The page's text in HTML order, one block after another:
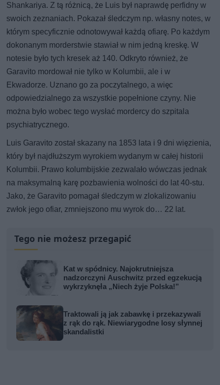
Shankariya. Z tą różnicą, że Luis był naprawdę perfidny w
swoich zeznaniach. Pokazał śledczym np. własny notes, w
którym specyficznie odnotowywał każdą ofiarę. Po każdym
dokonanym morderstwie stawiał w nim jedną kreskę. W
notesie było tych kresek aż 140. Odkryto również, że
Garavito mordował nie tylko w Kolumbii, ale i w
Ekwadorze. Uznano go za poczytalnego, a więc
odpowiedzialnego za wszystkie popełnione czyny. Nie
można było wobec tego wysłać mordercy do szpitala
psychiatrycznego.
Luis Garavito został skazany na 1853 lata i 9 dni więzienia,
który był najdłuższym wyrokiem wydanym w całej historii
Kolumbii. Prawo kolumbijskie zezwalało wówczas jednak
na maksymalną karę pozbawienia wolności do lat 40-stu.
Jako, że Garavito pomagał śledczym w zlokalizowaniu
zwłok jego ofiar, zmniejszono mu wyrok do… 22 lat.
Tego nie możesz przegapić
Kat w spódnicy. Najokrutniejsza
nadzorczyni Auschwitz przed egzekucją
wykrzyknęła „Niech żyje Polska!”
Traktowali ją jak zabawkę i przekazywali
z rąk do rąk. Niewiarygodne losy słynnej
skandalistki